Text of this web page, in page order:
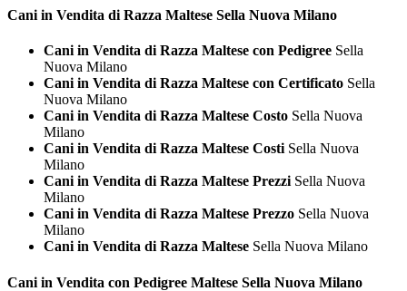
Cani in Vendita di Razza Maltese Sella Nuova Milano
Cani in Vendita di Razza Maltese con Pedigree Sella
Nuova Milano
Cani in Vendita di Razza Maltese con Certificato Sella
Nuova Milano
Cani in Vendita di Razza Maltese Costo Sella Nuova
Milano
Cani in Vendita di Razza Maltese CostiSella Nuova
Milano
Cani in Vendita di Razza Maltese PrezziSella Nuova
Milano
Cani in Vendita di Razza Maltese Prezzo Sella Nuova
Milano
Cani in Vendita di Razza Maltese Sella Nuova Milano
Cani in Vendita con Pedigree Maltese Sella Nuova Milano